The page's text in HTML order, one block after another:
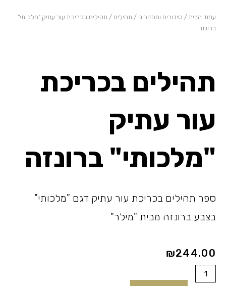
עמוד הבית / סידורים ומחזורים / תהילים / תהילים בכריכת עור עתיק "מלכותי"
ברונזה
תהילים בכריכת
עור עתיק
"מלכותי" ברונזה
ספר תהילים בכריכת עור עתיק דגם "מלכותי"
בצבע ברונזה מבית "מילר"
₪244.00
כמות